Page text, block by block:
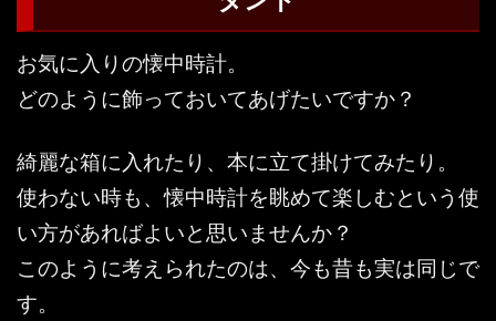
お気に入りの懐中時計。
どのように飾っておいてあげたいですか？
綺麗な箱に入れたり、本に立て掛けてみたり。
使わない時も、懐中時計を眺めて楽しむという使
い方があればよいと思いませんか？
このように考えられたのは、今も昔も実は同じで
す。